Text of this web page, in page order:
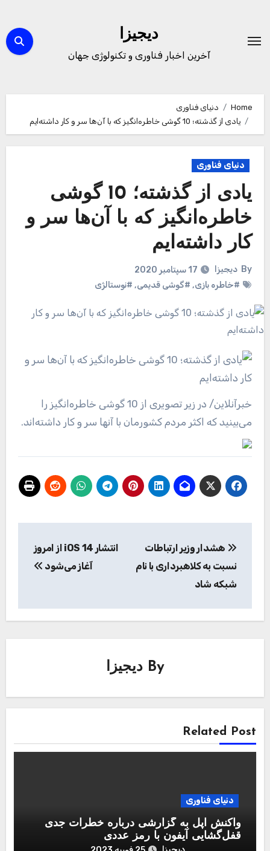
content
دیجیزا
آخرین اخبار فناوری و تکنولوژی جهان
Home
دنیای فناوری
یادی از گذشته؛ 10 گوشی خاطره‌انگیز که با آ‌ن‌ها سر و کار داشته‌ایم
دنیای فناوری
یادی از گذشته؛ 10 گوشی
خاطره‌انگیز که با آ‌ن‌ها سر و
کار داشته‌ایم
By دیجیزا
17 سپتامبر 2020
#خاطره بازی, #گوشی قدیمی, #نوستالژی
خبرآنلاین
/ در زیر تصویری از 10 گوشی خاطره‌انگیز را
می‌بینید که اکثر مردم کشورمان با آنها سر و کار داشته‌اند.
نوشته
هشدار وزیر ارتباطات
نسبت به کلاهبرداری با نام
شبکه شاد
انتشار iOS 14 از امروز
آغاز می‌شود
By دیجیزا
Related Post
دنیای فناوری
واکنش اپل به گزارشی درباره خطرات جدی
قفل‌گشایی آیفون با رمز عددی